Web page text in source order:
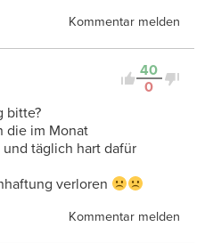
Kommentar melden
40
0
bitte?
die im Monat
täglich hart dafür
verloren
Kommentar melden